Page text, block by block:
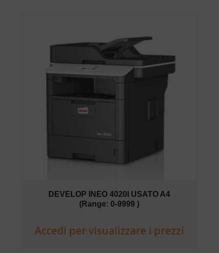
DEVELOP INEO 4020I USATO A4
(Range: 0-9999 )
Accedi per visualizzare i prezzi